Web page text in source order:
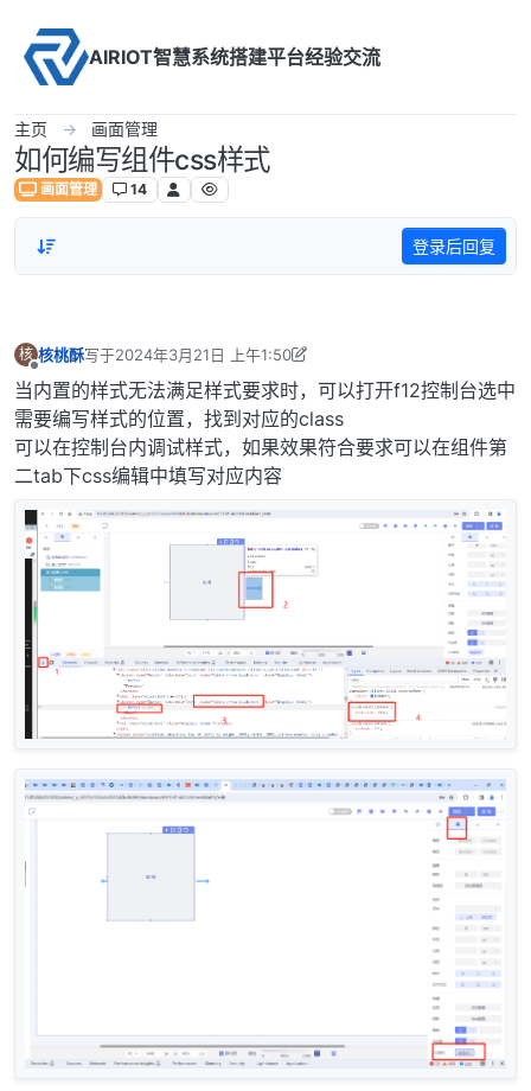
AIRIOT智慧系统搭建平台经验交流
主页 画面管理
如何编写组件css样式
画面管理 14
登录后回复
核
离线
核桃酥写于2024年3月21日 上午1:50
最后由 核桃酥 编辑2024年4月26日 下午4:25
当内置的样式无法满足样式要求时，可以打开f12控制台选中
需要编写样式的位置，找到对应的class
可以在控制台内调试样式，如果效果符合要求可以在组件第
二tab下css编辑中填写对应内容